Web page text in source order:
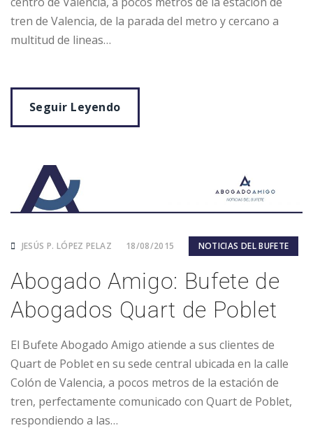
tren de Valencia, de la parada del metro y cercano a
multitud de lineas…
Seguir Leyendo
JESÚS P. LÓPEZ PELAZ 18/08/2015 NOTICIAS DEL BUFETE
Abogado Amigo: Bufete de
Abogados Quart de Poblet
El Bufete Abogado Amigo atiende a sus clientes de
Quart de Poblet en su sede central ubicada en la calle
Colón de Valencia, a pocos metros de la estación de
tren, perfectamente comunicado con Quart de Poblet,
respondiendo a las…